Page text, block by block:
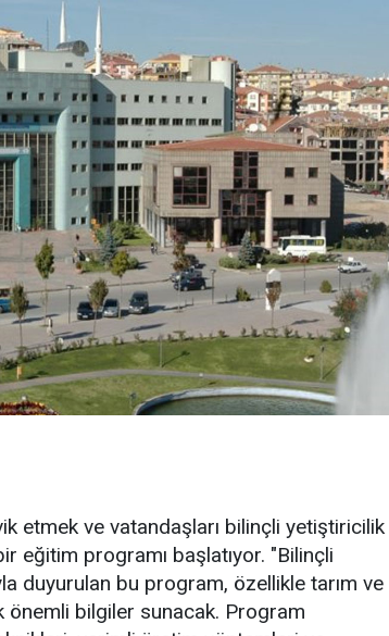
etmek ve vatandaşları bilinçli yetiştiricilik
eğitim programı başlatıyor. "Bilinçli
duyurulan bu program, özellikle tarım ve
önemli bilgiler sunacak. Program